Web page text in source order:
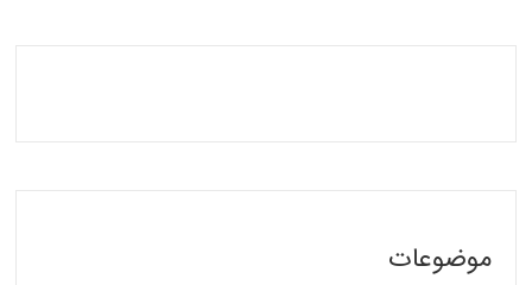
موضوعات